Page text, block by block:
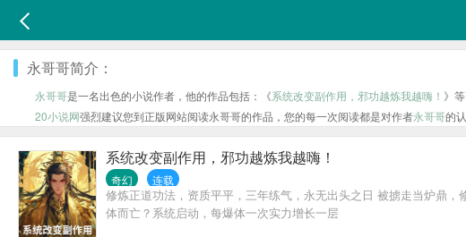
永哥哥简介：
永哥哥是一名出色的小说作者，他的作品包括：《系统改变副作用，邪功越炼我越嗨！ 》
20小说网强烈建议您到正版网站阅读永哥哥的作品，您的每一次阅读都是对作者永哥哥的
系统改变副作用，邪功越炼我越嗨！
奇幻 连载
修炼正道功法，资质平平，三年练气，永无出头之日 被掳走当炉鼎
体而亡？系统启动，每爆体一次实力增长一层